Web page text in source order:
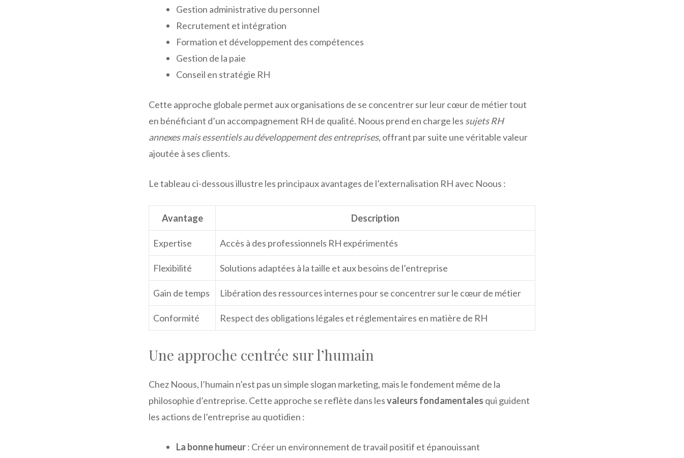
Gestion administrative du personnel
Recrutement et intégration
Formation et développement des compétences
Gestion de la paie
Conseil en stratégie RH
Cette approche globale permet aux organisations de se concentrer sur leur cœur de métier tout
en bénéficiant d’un accompagnement RH de qualité. Noous prend en charge les sujets RH
annexes mais essentiels au développement des entreprises, offrant par suite une véritable valeur
ajoutée à ses clients.
Le tableau ci-dessous illustre les principaux avantages de l’externalisation RH avec Noous :
Avantage Description
Expertise Accès à des professionnels RH expérimentés
Flexibilité Solutions adaptées à la taille et aux besoins de l’entreprise
Gain de temps Libération des ressources internes pour se concentrer sur le cœur de métier
Conformité Respect des obligations légales et réglementaires en matière de RH
Une approche centrée sur l’humain
Chez Noous, l’humain n’est pas un simple slogan marketing, mais le fondement même de la
philosophie d’entreprise. Cette approche se reflète dans lesvaleurs fondamentales qui guident
les actions de l’entreprise au quotidien :
La bonne humeur: Créer un environnement de travail positif et épanouissant